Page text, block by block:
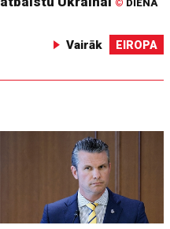
© DIENA
Vairāk EIROPA